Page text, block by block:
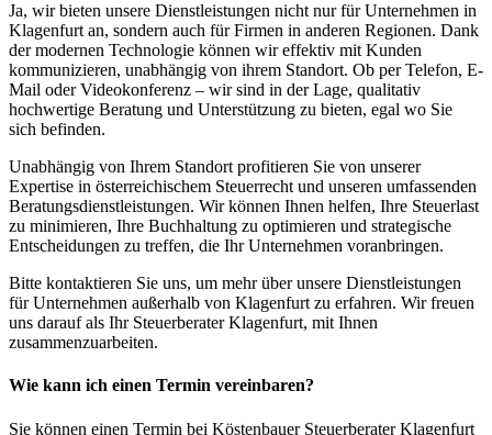
Ja, wir bieten unsere Dienstleistungen nicht nur für Unternehmen in
Klagenfurt an, sondern auch für Firmen in anderen Regionen. Dank
der modernen Technologie können wir effektiv mit Kunden
kommunizieren, unabhängig von ihrem Standort. Ob per Telefon, E-
Mail oder Videokonferenz – wir sind in der Lage, qualitativ
hochwertige Beratung und Unterstützung zu bieten, egal wo Sie
sich befinden.
Unabhängig von Ihrem Standort profitieren Sie von unserer
Expertise in österreichischem Steuerrecht und unseren umfassenden
Beratungsdienstleistungen. Wir können Ihnen helfen, Ihre Steuerlast
zu minimieren, Ihre Buchhaltung zu optimieren und strategische
Entscheidungen zu treffen, die Ihr Unternehmen voranbringen.
Bitte kontaktieren Sie uns, um mehr über unsere Dienstleistungen
für Unternehmen außerhalb von Klagenfurt zu erfahren. Wir freuen
uns darauf als Ihr Steuerberater Klagenfurt, mit Ihnen
zusammenzuarbeiten.
Wie kann ich einen Termin vereinbaren?
Sie können einen Termin bei Köstenbauer Steuerberater Klagenfurt